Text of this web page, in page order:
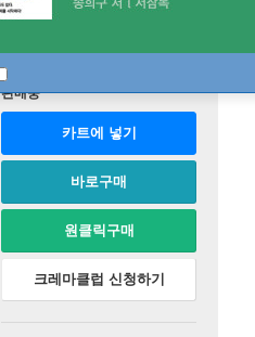
판매중
카트에 넣기
바로구매
원클릭구매
크레마클럽 신청하기